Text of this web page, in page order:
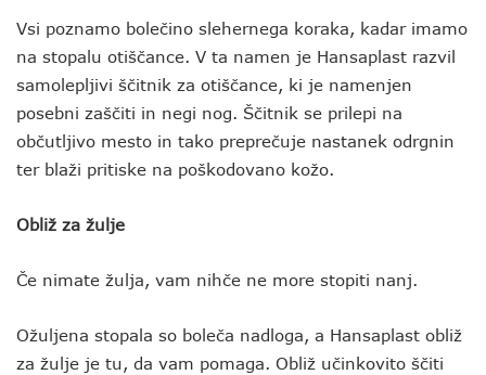
Vsi poznamo bolečino slehernega koraka, kadar imamo
na stopalu otiščance. V ta namen je Hansaplast razvil
samolepljivi ščitnik za otiščance, ki je namenjen
posebni zaščiti in negi nog. Ščitnik se prilepi na
občutljivo mesto in tako preprečuje nastanek odrgnin
ter blaži pritiske na poškodovano kožo.
Obliž za žulje
Če nimate žulja, vam nihče ne more stopiti nanj.
Ožuljena stopala so boleča nadloga, a Hansaplast obliž
za žulje je tu, da vam pomaga. Obliž učinkovito ščiti